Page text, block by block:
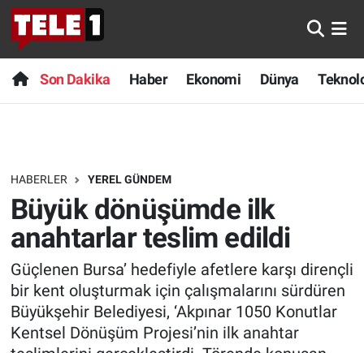
Son Dakika Haber Ekonomi Dünya
HABERLER YEREL GÜNDEM
Büyük dönüşümde ilk
anahtarlar teslim edildi
Güçlenen Bursa’ hedefiyle afetlere karşı dirençli
bir kent oluşturmak için çalışmalarını sürdüren
Büyükşehir Belediyesi, ‘Akpınar 1050 Konutlar
Kentsel Dönüşüm Projesi’nin ilk anahtar
Anında Manşet
Başka Sohbetler
Bilim turu
Bilim ve Teknoloji Evreni
Doğa Konuşuyor
Dünya
Son Dakika
Haber
Dünya
Teknoloji
Sağlık
Spor
Nöbetçi Eczaneler
Hava Durumu
Trafik Durumu
Süper Lig Puan Durumu ve Fikstür
Tüm Manşetler
Son Dakika Haberleri